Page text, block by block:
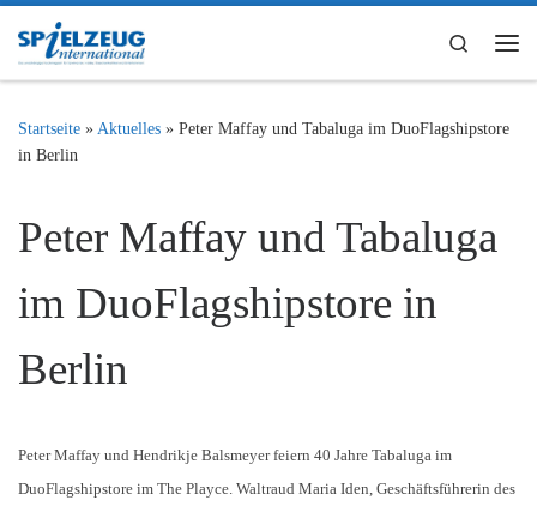
Zum Inhalt springen
Search
Startseite » Aktuelles » Peter Maffay und Tabaluga im DuoFlagshipstore
in Berlin
Peter Maffay und Tabaluga
im DuoFlagshipstore in
Berlin
Peter Maffay und Hendrikje Balsmeyer feiern 40 Jahre Tabaluga im
DuoFlagshipstore im The Playce. Waltraud Maria Iden, Geschäftsführerin des